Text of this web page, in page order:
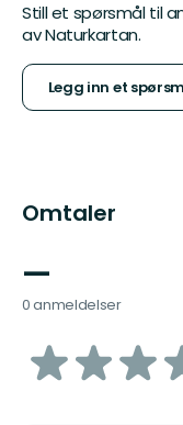
Still et spørsmål til
av Naturkartan.
Legg inn et
Omtaler
—
0 anmeldelser
av